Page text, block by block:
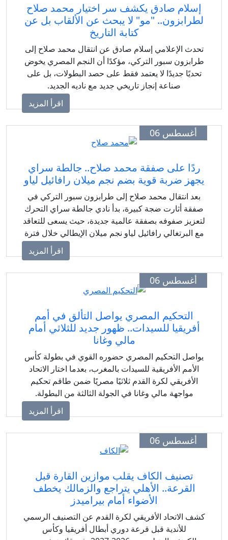
إسلام صادق يكشف سر اختيار محمد صلاح
"مو" لا يبحث عن الألقاب بل عن
كتابة التاريخ
الإعلامي إسلام صادق عن انتقال محمد صلاح إلى
سبور التركي، مؤكدًا أن النجم المصري يخوض
تحديًا جديدًا لا يعتمد فقط على حصد البطولات، بل على
صناعة إنجاز تاريخي جديد مع ناديه الجديد.
اقرأ المزيد
أغسطس 06
ردًا على صفقة محمد صلاح.. جالطة سراي
ضربة قوية بضم نجم ميلان رافائيل لياو
بعد انتقال محمد صلاح إلى طرابزون سبور التركي في
أثارت ضجة كبيرة، بدأ نادي جالطة سراي التحرك
صفوفه بصفقة عالمية جديدة، حيث يسعى للتعاقد
البرتغالي رافائيل لياو نجم ميلان الإيطالي خلال فترة
اقرأ المزيد
أغسطس 06
التحكيم المصري يواصل التألق في أمم
أفريقيا للسيدات.. ظهور جديد للثلاثي أمام
مالي وغانا
التحكيم المصري حضوره القوي في بطولة كأس
الأمم الأفريقية للسيدات بالمغرب، بعدما اختار الاتحاد
الأفريقي لكرة القدم ثلاثيًا مصريًا ضمن طاقم تحكيم
مواجهة مالي وغانا في الجولة الثالثة من البطولة.
اقرأ المزيد
أغسطس 06
تصنيف الكاف يقلب موازين القارة قبل
القرعة.. الأهلي يتراجع والزمالك يخطف
الأضواء أمام بيراميدز
الاتحاد الأفريقي لكرة القدم عن التصنيف الرسمي
للأندية قبل قرعة دوري أبطال أفريقيا وكأس